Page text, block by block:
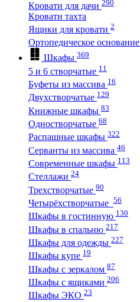
Кровати для дачи 290
Кровати тахта
Ящики для кровати 2
Ортопедическое основание
Шкафы 369
5 и 6 створчатые 11
Буфеты из массива 16
Двухстворчатые 129
Книжные шкафы 83
Одностворчатые 68
Распашные шкафы 322
Серванты из массива 46
Современные шкафы 113
Стеллажи 24
Трехстворчатые 90
Четырёхстворчатые 56
Шкафы в гостинную 130
Шкафы в спальню 217
Шкафы для одежды 227
Шкафы купе 19
Шкафы с зеркалом 87
Шкафы с ящиками 206
Шкафы ЭКО 23